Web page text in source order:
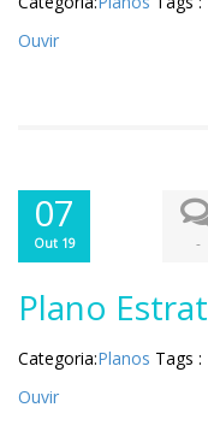
Ouvir
07
Out 19 -
Plano
Categoria:Planos Tags :
Ouvir